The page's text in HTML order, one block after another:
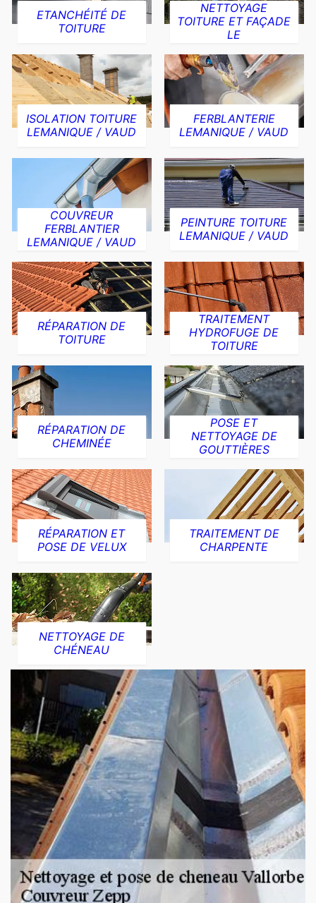
ETANCHÉITÉ DE
TOITURE
NETTOYAGE
TOITURE ET FAÇADE
LE
ISOLATION TOITURE
LEMANIQUE / VAUD
FERBLANTERIE
LEMANIQUE / VAUD
COUVREUR
FERBLANTIER
LEMANIQUE / VAUD
PEINTURE TOITURE
LEMANIQUE / VAUD
RÉPARATION DE
TOITURE
TRAITEMENT
HYDROFUGE DE
TOITURE
RÉPARATION DE
CHEMINÉE
POSE ET
NETTOYAGE DE
GOUTTIÈRES
RÉPARATION ET
POSE DE VELUX
TRAITEMENT DE
CHARPENTE
NETTOYAGE DE
CHÉNEAU